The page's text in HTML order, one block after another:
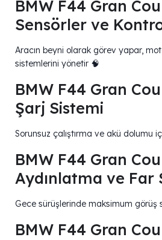
BMW F44 Gran
Sensörler ve
Aracın beyni olarak görev yapar,
sistemlerini yönetir 🧠
BMW F44 Gran
Şarj Sistemi
Sorunsuz çalıştırma ve akü dolumu
BMW F44 Gran
Aydınlatma ve Far
Gece sürüşlerinde maksimum görüş
BMW F44 Gran